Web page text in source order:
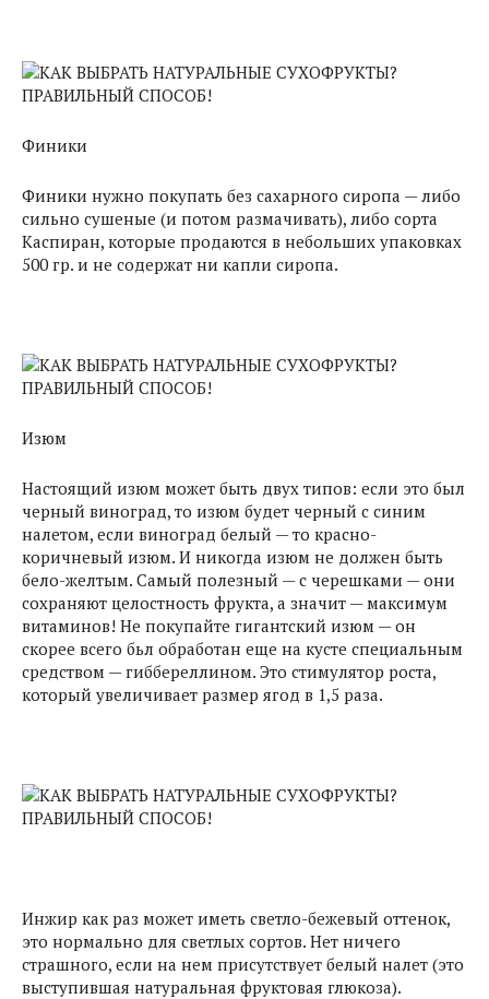
Финики
Финики нужно покупать без сахарного сиропа — либо
сильно сушеные (и потом размачивать), либо сорта
Каспиран, которые продаются в небольших упаковках
500 гр. и не содержат ни капли сиропа.
Изюм
Настоящий изюм может быть двух типов: если это был
черный виноград, то изюм будет черный с синим
налетом, если виноград белый — то красно-
коричневый изюм. И никогда изюм не должен быть
бело-желтым. Самый полезный — с черешками — они
сохраняют целостность фрукта, а значит — максимум
витаминов! Не покупайте гигантский изюм — он
скорее всего бьл обработан еще на кусте специальным
средством — гиббереллином. Это стимулятор роста,
который увеличивает размер ягод в 1,5 раза.
Инжир как раз может иметь светло-бежевый оттенок,
это нормально для светлых сортов. Нет ничего
страшного, если на нем присутствует белый налет (это
выступившая натуральная фруктовая глюкоза).